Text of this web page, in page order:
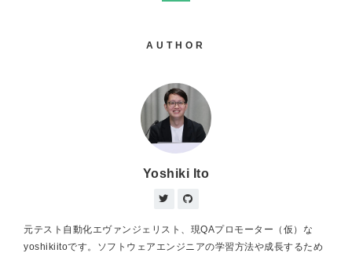
AUTHOR
Yoshiki Ito
元テスト自動化エヴァンジェリスト、現QAプロモーター（仮）な
yoshikiitoです。ソフトウェアエンジニアの学習方法や成長するため